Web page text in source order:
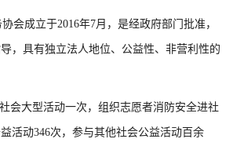
会成立于2016年7月，是经政府部门批准，
，具有独立法人地位、公益性、非营利性的
会大型活动一次，组织志愿者消防安全进社
活动346次，参与其他社会公益活动百余